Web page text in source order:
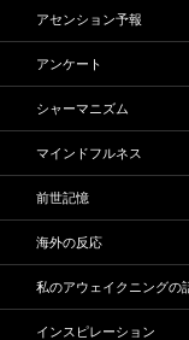
アセンション予報
アンケート
シャーマニズム
マインドフルネス
前世記憶
海外の反応
私のアウェイクニングの
インスピレーション